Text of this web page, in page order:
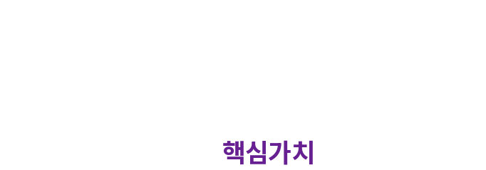
핵심가치